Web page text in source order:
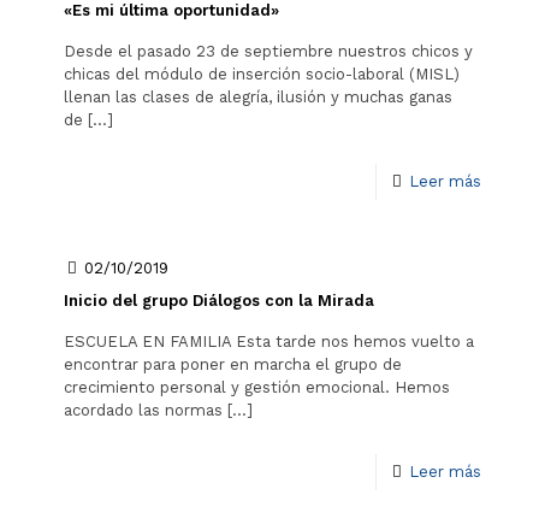
«Es mi última oportunidad»
Desde el pasado 23 de septiembre nuestros chicos y
chicas del módulo de inserción socio-laboral (MISL)
llenan las clases de alegría, ilusión y muchas ganas
de […]
Leer más
02/10/2019
Inicio del grupo Diálogos con la Mirada
ESCUELA EN FAMILIA Esta tarde nos hemos vuelto a
encontrar para poner en marcha el grupo de
crecimiento personal y gestión emocional. Hemos
acordado las normas […]
Leer más